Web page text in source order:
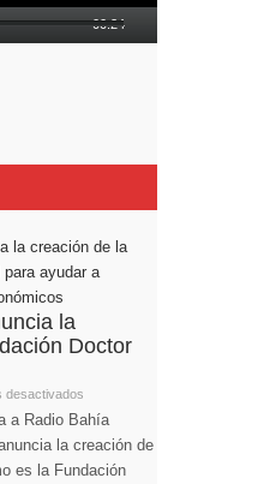
00:24
la
Doctor
desactivados
a Radio Bahía
la creación de
es la Fundación